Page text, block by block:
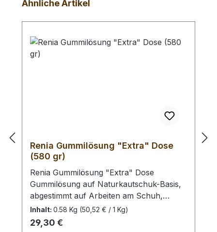
Produktgalerie überspringen
Ähnliche Artikel
Renia Gummilösung "Extra" Dose
(580 gr)
Renia Gummilösung "Extra" Dose
Gummilösung auf Naturkautschuk-Basis,
abgestimmt auf Arbeiten am Schuh,
Blankleder, Bekleidungsleder, Textilien,
Schwämme. Für alle Näharbeiten am
Inhalt: 0.58 Kg (50,52 € / 1 Kg)
Regulärer Preis:
29,30 €